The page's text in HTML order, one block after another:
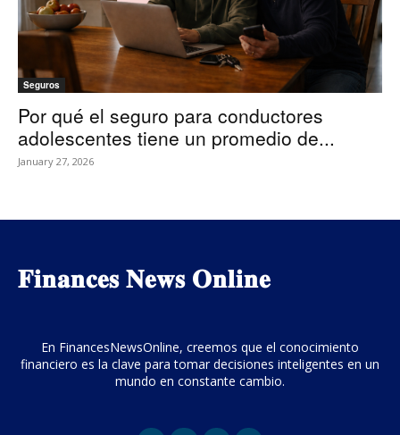
Seguros
Por qué el seguro para conductores
adolescentes tiene un promedio de...
January 27, 2026
𝐅𝐢𝐧𝐚𝐧𝐜𝐞𝐬 𝐍𝐞𝐰𝐬 𝐎𝐧𝐥𝐢𝐧𝐞
En FinancesNewsOnline, creemos que el conocimiento
financiero es la clave para tomar decisiones inteligentes en un
mundo en constante cambio.